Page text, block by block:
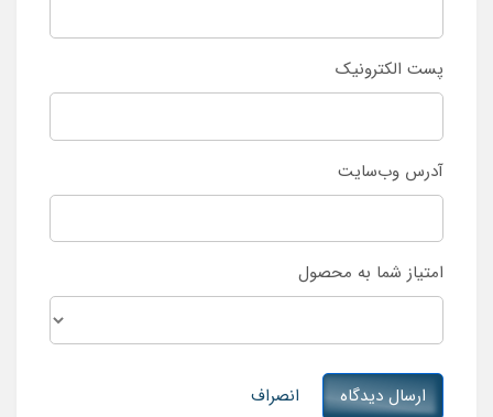
پست الکترونیک
آدرس وب‌سایت
امتیاز شما به محصول
ارسال دیدگاه انصراف